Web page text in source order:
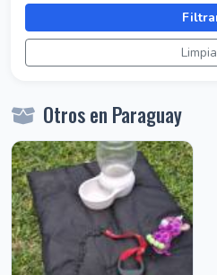
Otros en Paraguay